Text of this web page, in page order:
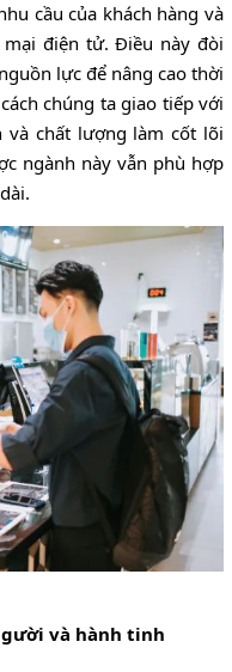
cầu của khách hàng và
điện tử. Điều này đòi
lực để nâng cao thời
chúng ta giao tiếp với
chất lượng làm cốt lõi
ngành này vẫn phù hợp
và hành tinh